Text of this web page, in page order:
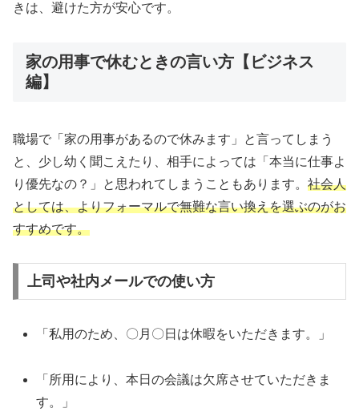
きは、避けた方が安心です。
家の用事で休むときの言い方【ビジネス
編】
職場で「家の用事があるので休みます」と言ってしまう
と、少し幼く聞こえたり、相手によっては「本当に仕事よ
り優先なの？」と思われてしまうこともあります。 社会人
としては、よりフォーマルで無難な言い換えを選ぶのがお
すすめです。
上司や社内メールでの使い方
「私用のため、〇月〇日は休暇をいただきます。」
「所用により、本日の会議は欠席させていただきま
す。」